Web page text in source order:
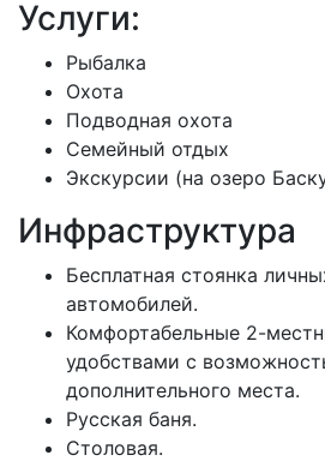
Услуги:
Рыбалка
Охота
Подводная охота
Семейный отдых
Экскурсии (на озеро
Инфраструктура
Бесплатная стоянка
автомобилей.
Комфортабельные 2-
удобствами с
дополнительного места.
Русская баня.
Столовая.